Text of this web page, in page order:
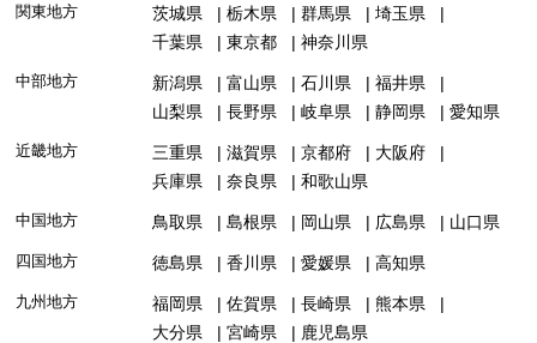
関東地方 茨城県 栃木県 群馬県
埼玉県
千葉県
東京都 神奈川県
中部地方 新潟県 富山県 石川県
福井県
山梨県
長野県 岐阜県 静岡県 愛知県
近畿地方 三重県 滋賀県 京都府
大阪府
兵庫県
奈良県 和歌山県
中国地方 鳥取県 島根県 岡山県 広島県 山口県
四国地方 徳島県 香川県 愛媛県 高知県
九州地方 福岡県 佐賀県 長崎県
熊本県
大分県
宮崎県 鹿児島県